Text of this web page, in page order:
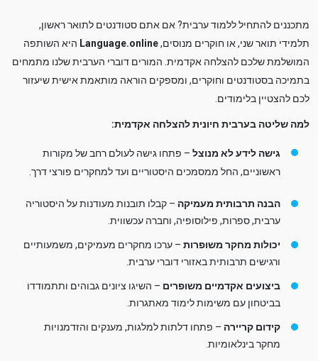
מתכננים להתחיל ללמוד ערבית? אם אתם סטודנטים לתואר ראשון,
תלמידי תואר שני, או חוקרים מנוסים,Language.online היא השותפה
המושלמת שלכם להצלחה אקדמית. המורים דוברי הערבית שלנו מתמחים
בתמיכה בסטודנטים וחוקרים, ומספקים הוראה מותאמת אישית שיעזור
לכם להצטיין בלימודים.
למה שליטה בערבית חיונית להצלחה אקדמית:
גישה לידע לא מנוצל – פתחו גישה לעולם רחב של מקורות
ראשוניים, החל ממסמכים היסטוריים ועד למחקרים פורצי דרך.
הבנה תרבותית מעמיקה – קבלו תובנות מעודנות על היסטוריה
ערבית, ספרות, פילוסופיה, וחברה עכשווית.
יכולות מחקר משופרות – ערכו מחקרים מעמיקים, משמעותיים
ורגישים תרבותית באזורי דוברי ערבית.
ביצועים אקדמיים משופרים – השיגו ציונים גבוהים ותתמודדו
בביטחון עם משימות לימוד מאתגרות.
קידום קריירה – פתחו דלתות למלגות, מענקים והזדמנויות
מחקר בינלאומיות.